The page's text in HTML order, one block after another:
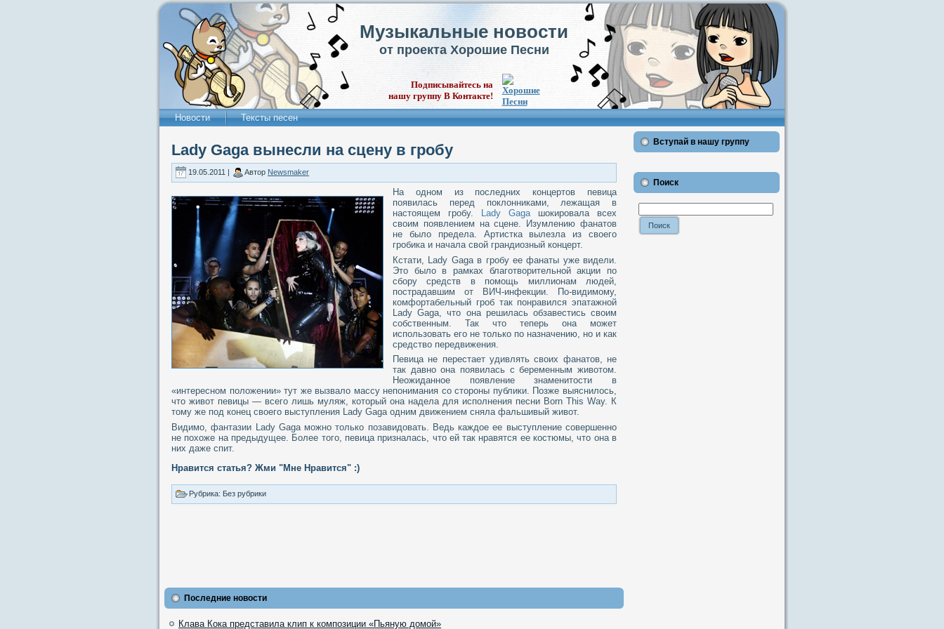
Музыкальные новости
от проекта Хорошие Песни
Подписывайтесь на
нашу группу В Контакте!
Новости Тексты песен
Lady Gaga вынесли на сцену в гробу
19.05.2011 | Автор Newsmaker
На одном из последних концертов певица
появилась перед поклонниками, лежащая в
настоящем гробу.
Lady Gagaшокировала всех
своим появлением на сцене. Изумлению фанатов
не было предела. Артистка вылезла из своего
гробика и начала свой грандиозный концерт.
Кстати, Lady Gaga в гробу ее фанаты уже видели.
Это было в рамках благотворительной акции по
сбору средств в помощь миллионам людей,
пострадавшим от ВИЧ-инфекции. По-видимому,
комфортабельный гроб так понравился эпатажной
Lady Gaga, что она решилась обзавестись своим
собственным. Так что теперь она может
использовать его не только по назначению, но и как
средство передвижения.
Певица не перестает удивлять своих фанатов, не
так давно она появилась с беременным животом.
Неожиданное появление знаменитости в
«интересном положении» тут же вызвало массу непонимания со стороны публики. Позже выяснилось,
что живот певицы — всего лишь муляж, который она надела для исполнения песни Born This Way. К
тому же под конец своего выступления Lady Gaga одним движением сняла фальшивый живот.
Видимо, фантазии Lady Gaga можно только позавидовать. Ведь каждое ее выступление совершенно
не похоже на предыдущее. Более того, певица призналась, что ей так нравятся ее костюмы, что она в
них даже спит.
Нравится статья? Жми "Мне Нравится" :)
Рубрика: Без рубрики
Последние новости
Клава Кока представила клип к композиции «Пьяную домой»
Вступай в нашу группу
Поиск